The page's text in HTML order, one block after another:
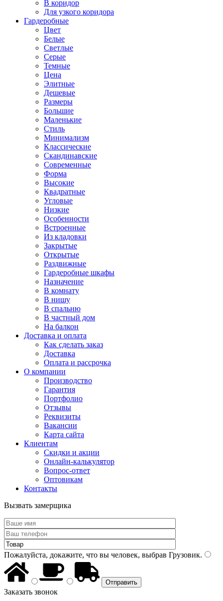
В коридор
Для узкого коридора
Гардеробные
Цвет
Белые
Светлые
Серые
Темные
Цена
Элитные
Дешевые
Размеры
Большие
Маленькие
Стиль
Минимализм
Классические
Скандинавские
Современные
Форма
Высокие
Квадратные
Угловые
Низкие
Особенности
Встроенные
Из кладовки
Закрытые
Открытые
Раздвижные
Гардеробные шкафы
Назначение
В комнату
В нишу
В спальню
В частный дом
На балкон
Доставка и оплата
Как сделать заказ
Доставка
Оплата и рассрочка
О компании
Производство
Гарантия
Портфолио
Отзывы
Реквизиты
Вакансии
Карта сайта
Клиентам
Скидки и акции
Онлайн-калькулятор
Вопрос-ответ
Оптовикам
Контакты
Вызвать замерщика
Пожалуйста, докажите, что вы человек, выбрав Грузовик.
Заказать звонок